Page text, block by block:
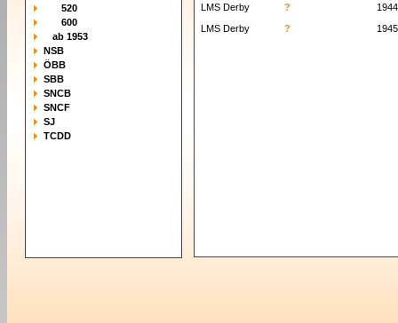
520
600
ab 1953
NSB
ÖBB
SBB
SNCB
SNCF
SJ
TCDD
LMS Derby
?
1944
LMS Derby
? 1945